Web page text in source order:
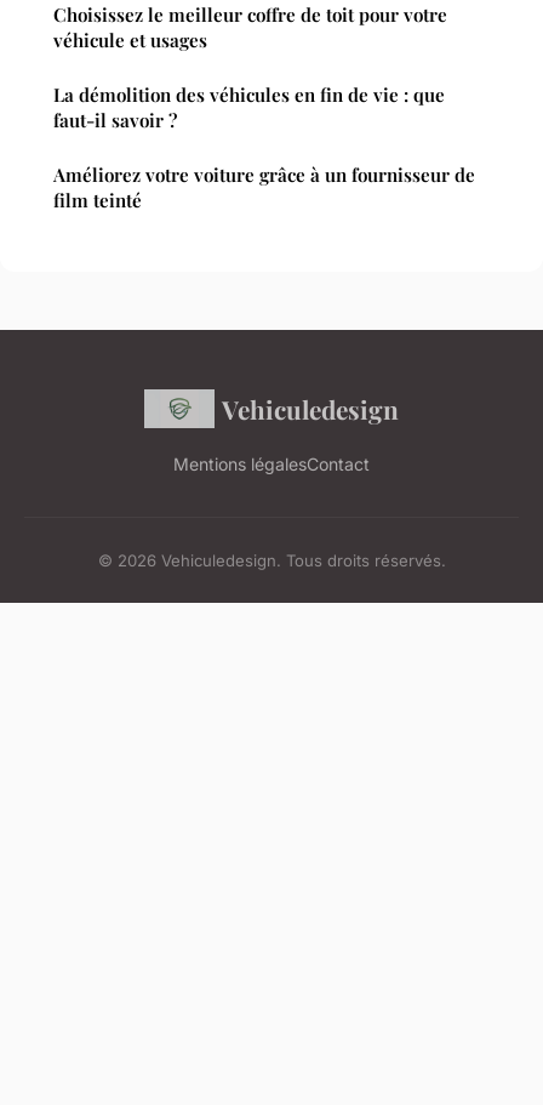
Choisissez le meilleur coffre de toit pour votre
véhicule et usages
La démolition des véhicules en fin de vie : que
faut-il savoir ?
Améliorez votre voiture grâce à un fournisseur de
film teinté
Vehiculedesign
Mentions légalesContact
© 2026 Vehiculedesign. Tous droits réservés.